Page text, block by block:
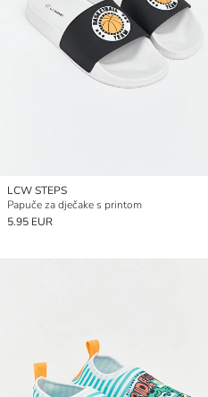
LCW STEPS
Papuče za dječake s printom
5.95 EUR